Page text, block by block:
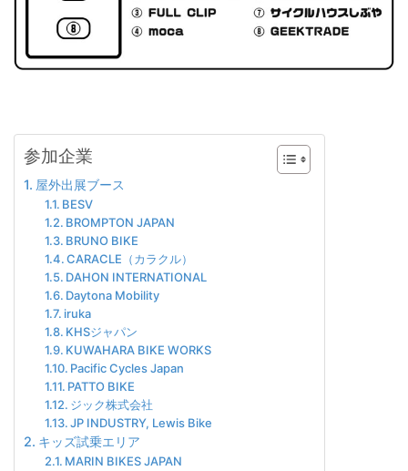
参加企業
屋外出展ブース
BESV
BROMPTON JAPAN
BRUNO BIKE
CARACLE（カラクル）
DAHON INTERNATIONAL
Daytona Mobility
iruka
KHSジャパン
KUWAHARA BIKE WORKS
Pacific Cycles Japan
PATTO BIKE
ジック株式会社
JP INDUSTRY, Lewis Bike
キッズ試乗エリア
MARIN BIKES JAPAN